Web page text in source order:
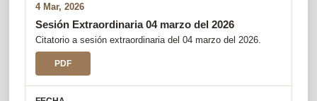
4 Mar, 2026
Sesión Extraordinaria 04 marzo del 2026
Citatorio a sesión extraordinaria del 04 marzo del 2026.
PDF